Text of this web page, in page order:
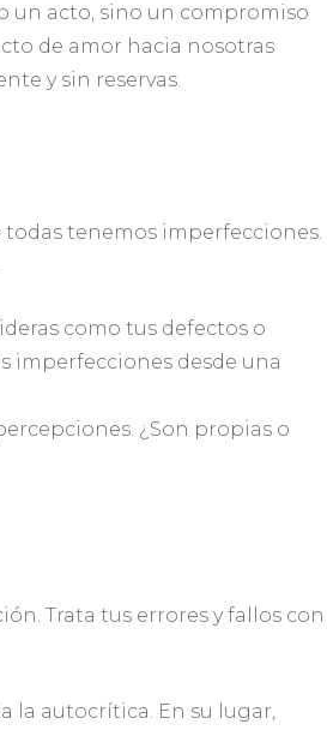
un acto, sino un compromiso
de amor hacia nosotras
y sin reservas.
tenemos imperfecciones.
como tus defectos o
imperfecciones desde una
¿Son propias o
Trata tus errores y fallos con
la autocrítica. En su lugar,